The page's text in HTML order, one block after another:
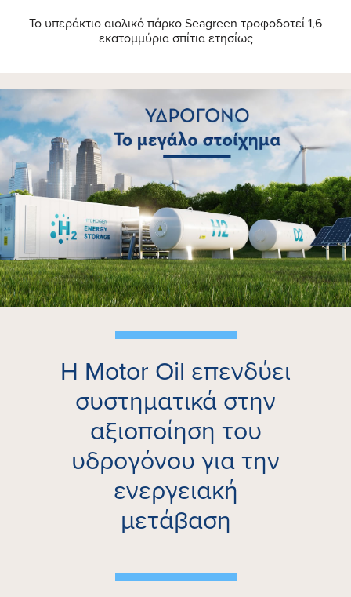
Το υπεράκτιο αιολικό πάρκο Seagreen τροφοδοτεί 1,6
εκατομμύρια σπίτια ετησίως
H Motor Oil επενδύει
συστηματικά στην
αξιοποίηση του
υδρογόνου για την
ενεργειακή
μετάβαση